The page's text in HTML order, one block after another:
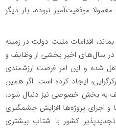
موفقیت‌آمیز نبوده، بار دیگر
اقدامات مثبت دولت در زمینه
سال‌های اخیر بخشی از وظایف و
شده و این امر فرصت ارزشمندی
ایجاد کرده است. اگر همین
به بخش خصوصی نیز دنبال شود،
اجرای پروژه‌ها افزایش چشمگیری
کشور با شتاب بیشتری